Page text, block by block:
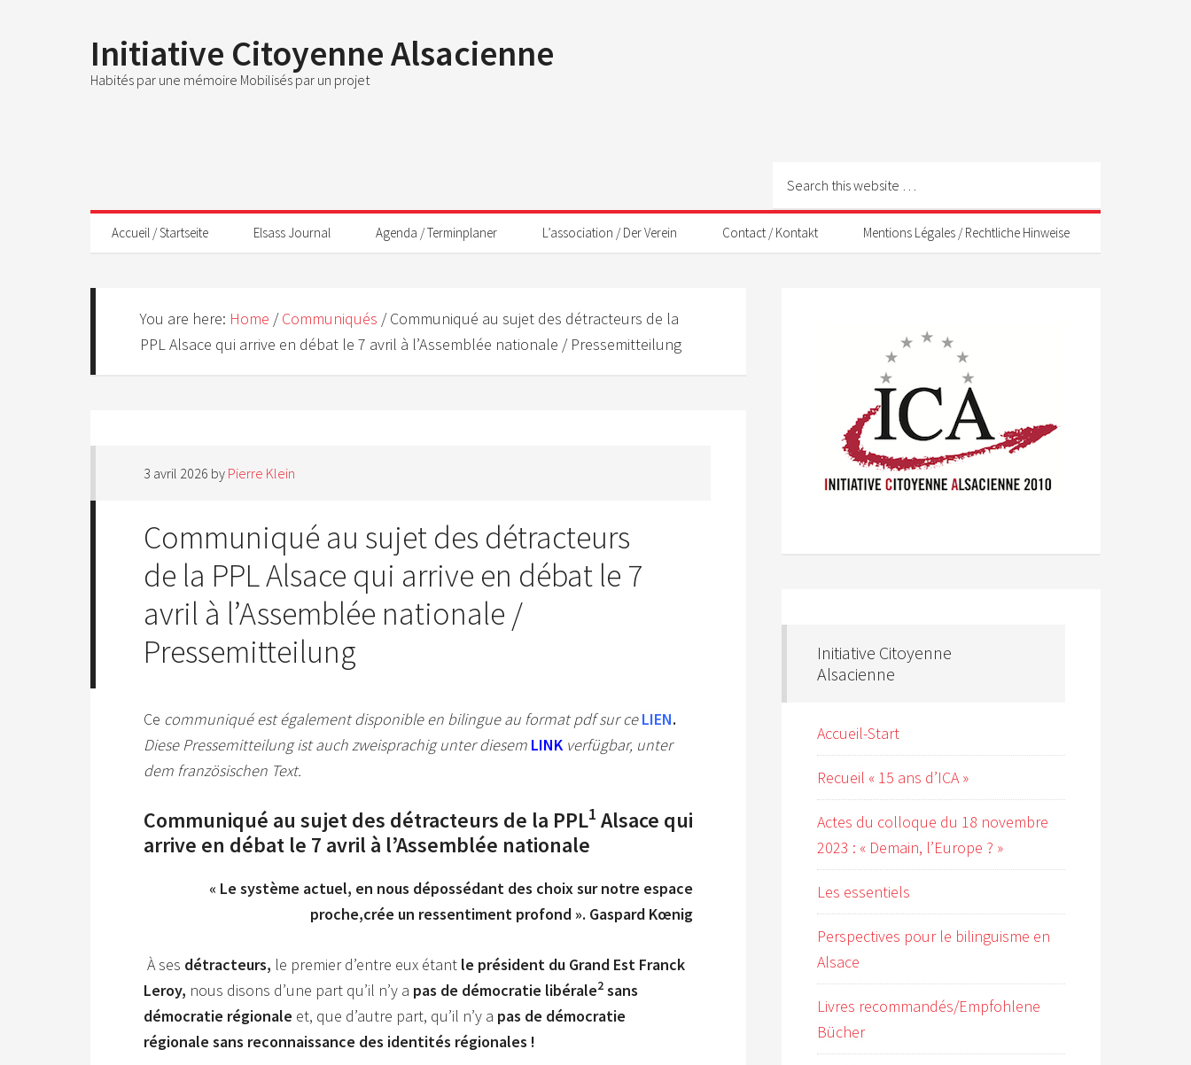
Initiative Citoyenne Alsacienne
Habités par une mémoire Mobilisés par un projet
Accueil / Startseite Elsass Journal Agenda / Terminplaner L’association / Der Verein Contact / Kontakt Mentions Légales / Rechtliche Hinweise
You are here: Home / Communiqués /Communiqué au sujet des détracteurs de la
PPL Alsace qui arrive en débat le 7 avril à l’Assemblée nationale / Pressemitteilung
3 avril 2026 by Pierre Klein
Communiqué au sujet des détracteurs
de la PPL Alsace qui arrive en débat le 7
avril à l’Assemblée nationale /
Pressemitteilung
Ce communiqué est également disponible en bilingue au format pdf sur ce LIEN.
Diese Pressemitteilung ist auch zweisprachig unter diesem LINK verfügbar, unter
dem französischen Text.
Communiqué au sujet des détracteurs de la PPL1 Alsace qui
arrive en débat le 7 avril à l’Assemblée nationale
« Le système actuel, en nous dépossédant des choix sur notre espace
proche,crée un ressentiment profond ». Gaspard Kœnig
À ses détracteurs, le premier d’entre eux étant le président du Grand Est Franck
Leroy, nous disons d’une part qu’il n’y a pas de démocratie libérale2 sans
démocratie régionale et, que d’autre part, qu’il n’y a pas de démocratie
régionale sans reconnaissance des identités régionales !
Initiative Citoyenne
Alsacienne
Accueil-Start
Recueil « 15 ans d’ICA »
Actes du colloque du 18 novembre
2023 : « Demain, l’Europe ? »
Les essentiels
Perspectives pour le bilinguisme en
Alsace
Livres recommandés/Empfohlene
Bücher